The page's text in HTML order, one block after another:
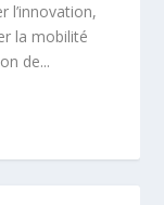
l’innovation,
la mobilité
de...